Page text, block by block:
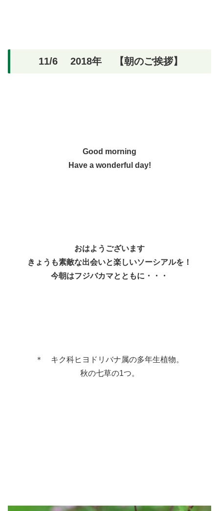
11/6 2018年 【朝のご挨拶】
Good morning
Have a wonderful day!
おはようございます
きょうも素敵な出会いと楽しいソーシアルを！
今朝はフジバカマとともに・・・
＊ キク科ヒヨドリバナ属の多年生植物。
秋の七草の1つ。